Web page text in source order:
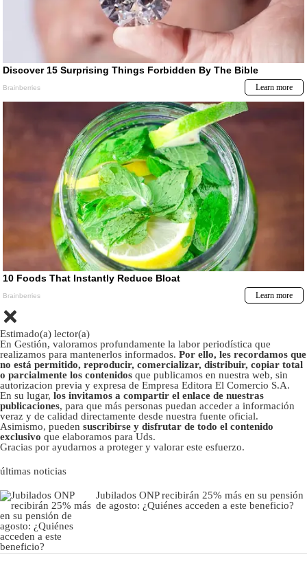
Estimado(a) lector(a)
En Gestión, valoramos profundamente la labor periodística que
realizamos para mantenerlos informados. Por ello, les recordamos que
no está permitido, reproducir, comercializar, distribuir, copiar total
o parcialmente los contenidos que publicamos en nuestra web, sin
autorizacion previa y expresa de Empresa Editora El Comercio S.A.
En su lugar, los invitamos a compartir el enlace de nuestras
publicaciones, para que más personas puedan acceder a información
veraz y de calidad directamente desde nuestra fuente oficial.
Asimismo, pueden suscribirse y disfrutar de todo el contenido
exclusivo que elaboramos para Uds.
Gracias por ayudarnos a proteger y valorar este esfuerzo.
últimas noticias
Jubilados ONP recibirán 25% más en su pensión
de agosto: ¿Quiénes acceden a este beneficio?